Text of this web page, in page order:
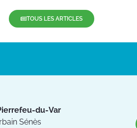
TOUS LES ARTICLES
du-Var
Sénès